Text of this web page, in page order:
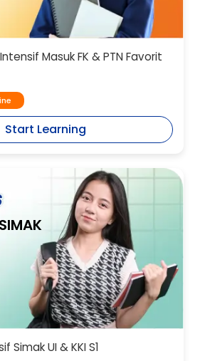
Masuk FK & PTN Favorit
Start Learning
Simak UI & KKI S1